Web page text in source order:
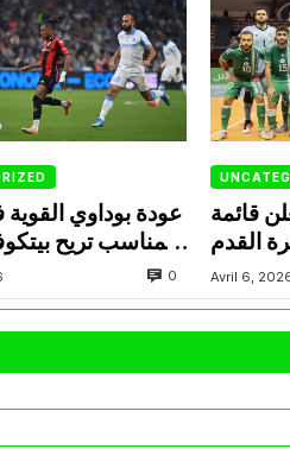
عودة بوداوي
المناسب تريح
التحدي
0
قائمة
القدم
بوديتي
مصر
Avril 6,